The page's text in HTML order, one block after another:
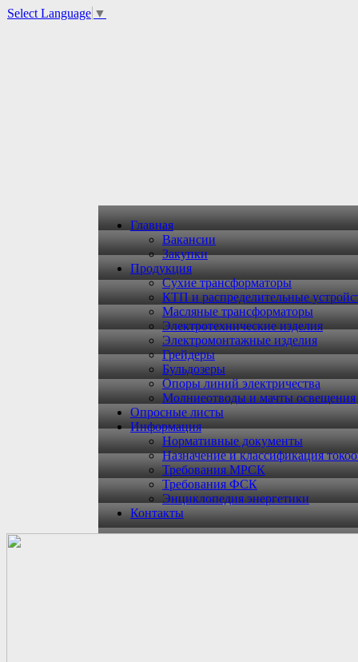
Select Language ▼
Главная
Вакансии
Закупки
Продукция
Сухие трансформаторы
КТП и распределительные
Масляные трансформаторы
Электротехнические изделия
Электромонтажные изделия
Грейдеры
Бульдозеры
Опоры линий электричества
Молниеотводы и мачты освещения
Опросные листы
Информация
Нормативные документы
Назначение и классификация
Требования МРСК
Требования ФСК
Энциклопедия энергетики
Контакты